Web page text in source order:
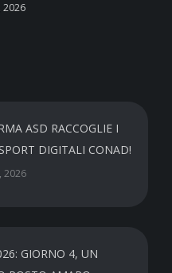
2026
ASD RACCOGLIE I
DIGITALI CONAD!
2026
GIORNO 4, UN